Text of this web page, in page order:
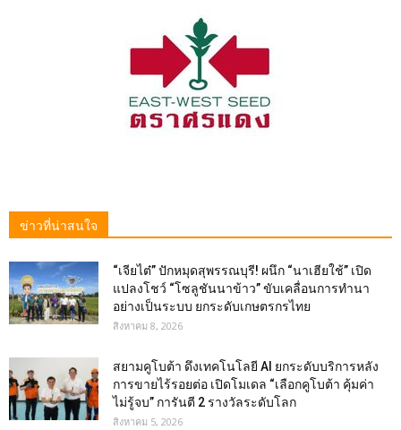
ข่าวที่น่าสนใจ
“เจียไต๋” ปักหมุดสุพรรณบุรี! ผนึก “นาเฮียใช้” เปิด
แปลงโชว์ “โซลูชันนาข้าว” ขับเคลื่อนการทำนา
อย่างเป็นระบบ ยกระดับเกษตรกรไทย
สิงหาคม 8, 2026
สยามคูโบต้า ดึงเทคโนโลยี AI ยกระดับบริการหลัง
การขายไร้รอยต่อ เปิดโมเดล “เลือกคูโบต้า คุ้มค่า
ไม่รู้จบ” การันตี 2 รางวัลระดับโลก
สิงหาคม 5, 2026